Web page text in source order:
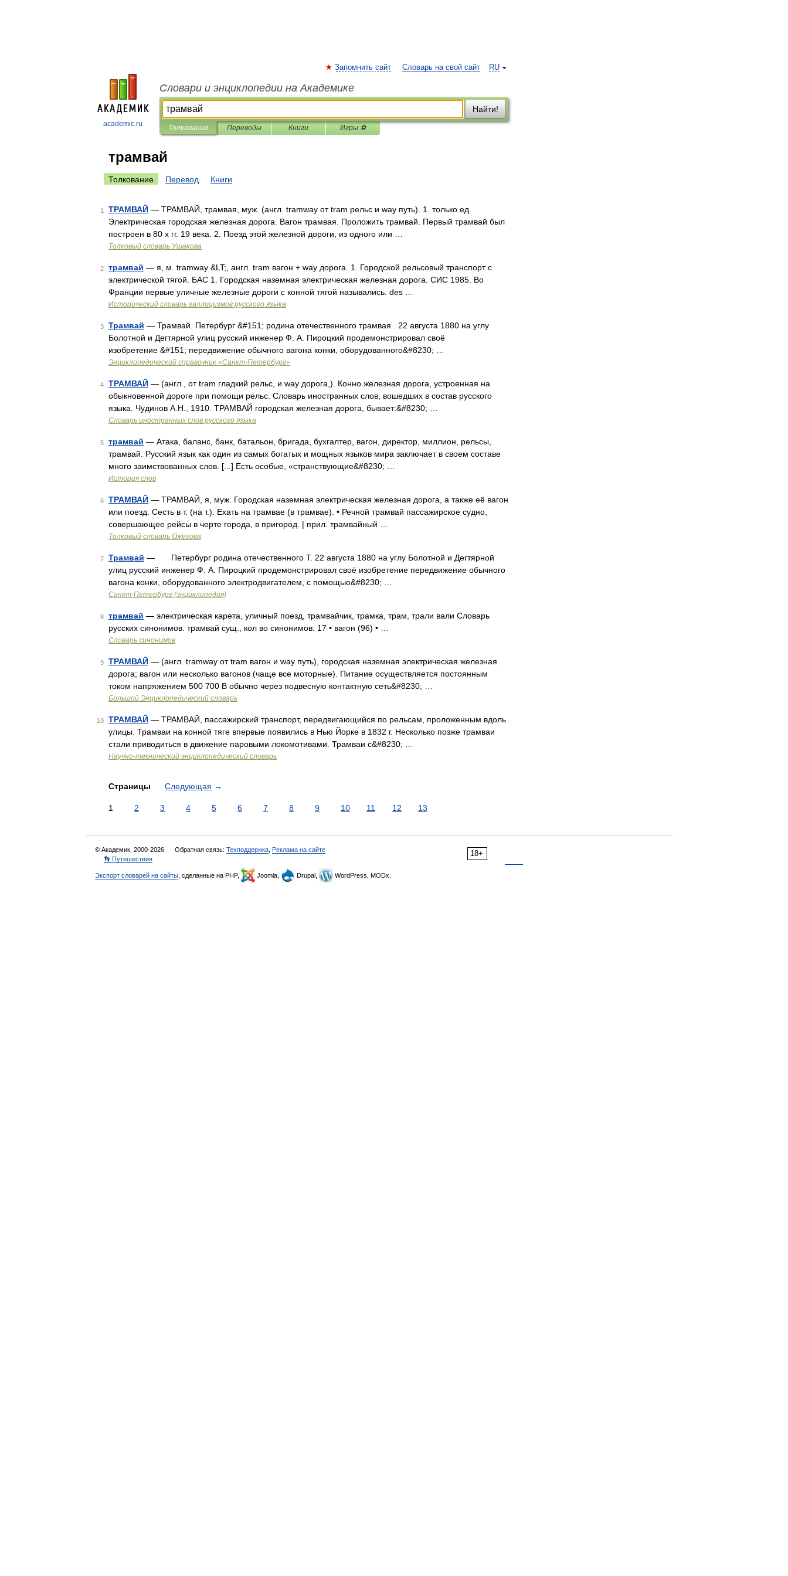
academic.ru
RU
Запомнить сайт Словарь на свой сайт
Словари и энциклопедии на Академике
Найти!
Толкования Переводы Книги Игры ⚽
трамвай
Толкование Перевод Книги
1 ТРАМВАЙ — ТРАМВАЙ, трамвая, муж. (англ. tramway от tram рельс и way путь). 1. только ед.
Электрическая городская железная дорога. Вагон трамвая. Проложить трамвай. Первый трамвай был
построен в 80 х гг. 19 века. 2. Поезд этой железной дороги, из одного или …
Толковый словарь Ушакова
2 трамвай — я, м. tramway &LT;, англ. tram вагон + way дорога. 1. Городской рельсовый транспорт с
электрической тягой. БАС 1. Городская наземная электрическая железная дорога. СИС 1985. Во
Франции первые уличные железные дороги с конной тягой назывались: des …
Исторический словарь галлицизмов русского языка
3 Трамвай — Трамвай. Петербург &#151; родина отечественного трамвая . 22 августа 1880 на углу
Болотной и Дегтярной улиц русский инженер Ф. А. Пироцкий продемонстрировал своё
изобретение &#151; передвижение обычного вагона конки, оборудованного&#8230; …
Энциклопедический справочник «Санкт-Петербург»
4 ТРАМВАЙ — (англ., от tram гладкий рельс, и way дорога,). Конно железная дорога, устроенная на
обыкновенной дороге при помощи рельс. Словарь иностранных слов, вошедших в состав русского
языка. Чудинов А.Н., 1910. ТРАМВАЙ городская железная дорога, бывает:&#8230; …
Словарь иностранных слов русского языка
5 трамвай — Атака, баланс, банк, батальон, бригада, бухгалтер, вагон, директор, миллион, рельсы,
трамвай. Русский язык как один из самых богатых и мощных языков мира заключает в своем составе
много заимствованных слов. [...] Есть особые, «странствующие&#8230; …
История слов
6 ТРАМВАЙ — ТРАМВАЙ, я, муж. Городская наземная электрическая железная дорога, а также её вагон
или поезд. Сесть в т. (на т.). Ехать на трамвае (в трамвае). • Речной трамвай пассажирское судно,
совершающее рейсы в черте города, в пригород. | прил. трамвайный …
Толковый словарь Ожегова
7 Трамвай — Петербург родина отечественного Т. 22 августа 1880 на углу Болотной и Дегтярной
улиц русский инженер Ф. А. Пироцкий продемонстрировал своё изобретение передвижение обычного
вагона конки, оборудованного электродвигателем, с помощью&#8230; …
Санкт-Петербург (энциклопедия)
8 трамвай — электрическая карета, уличный поезд, трамвайчик, трамка, трам, трали вали Словарь
русских синонимов. трамвай сущ., кол во синонимов: 17 • вагон (96) • …
Словарь синонимов
9 ТРАМВАЙ — (англ. tramway от tram вагон и way путь), городская наземная электрическая железная
дорога; вагон или несколько вагонов (чаще все моторные). Питание осуществляется постоянным
током напряжением 500 700 В обычно через подвесную контактную сеть&#8230; …
Большой Энциклопедический словарь
10 ТРАМВАЙ — ТРАМВАЙ, пассажирский транспорт, передвигающийся по рельсам, проложенным вдоль
улицы. Трамваи на конной тяге впервые появились в Нью Йорке в 1832 г. Несколько позже трамваи
стали приводиться в движение паровыми локомотивами. Трамваи с&#8230; …
Научно-технический энциклопедический словарь
Страницы Следующая →
1 2 3 4 5 6 7 8 9 10 11 12 13
18+
© Академик, 2000-2026 Обратная связь: Техподдержка Реклама на сайте
👣 Путешествия
Экспорт словарей на сайты , сделанные на PHP, Joomla, Drupal, WordPress, MODx.